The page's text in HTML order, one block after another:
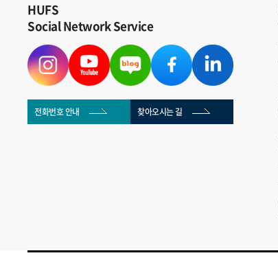
HUFS
Social Network Service
전화번호 안내 찾아오시는 길